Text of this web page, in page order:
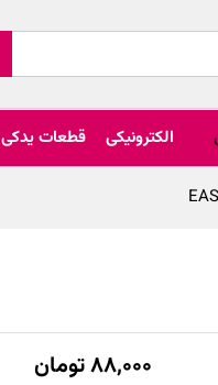
الکترونیکی قطعات یدکی
۸۸,۰۰۰تومان